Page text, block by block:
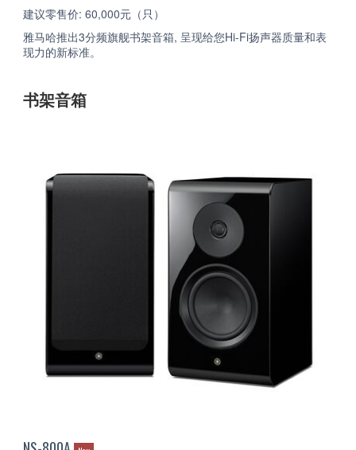
建议零售价: 60,000元（只）
雅马哈推出3分频旗舰书架音箱, 呈现给您Hi-Fi扬声器质量和表
现力的新标准。
书架音箱